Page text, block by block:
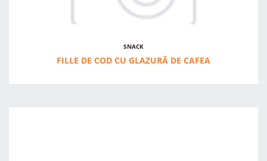
SNACK
FILLE DE COD CU GLAZURĂ DE CAFEA